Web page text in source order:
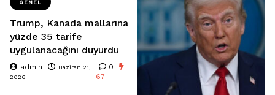
GENEL
Trump, Kanada mallarına
yüzde 35 tarife
uygulanacağını duyurdu
admin
Haziran 21,
2026
0
67